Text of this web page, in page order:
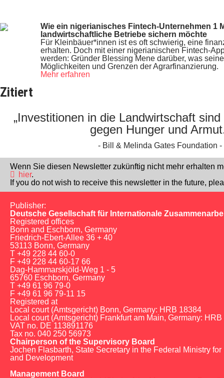
Wie ein nigerianisches Fintech-Unternehmen 1
landwirtschaftliche Betriebe sichern möchte
Für Kleinbäuer*innen ist es oft schwierig, eine
erhalten. Doch mit einer nigerianischen Fintech-
werden: Gründer Blessing Mene darüber, was
Möglichkeiten und Grenzen der Agrarfinanzierung.
Mehr erfahren
Zitiert
„Investitionen in die Landwirtschaft
gegen Hunger und
- Bill & Melinda Gates Foundation -
Wenn Sie diesen Newsletter zukünftig nicht mehr erhalten
hier.
If you do not wish to receive this newsletter in the future,
Publisher:
Deutsche Gesellschaft für Internationale
Registered offices
Bonn and Eschborn, Germany
Friedrich-Ebert-Allee 36 + 40
53113 Bonn, Germany
T +49 228 44 60-0
F +49 228 44 60-17 66
Dag-Hammarskjöld-Weg 1 - 5
65760 Eschborn, Germany
T +49 61 96 79-0
F +49 61 96 79-11 15
Registered at
Local court (Amtsgericht) Bonn, Germany: HRB 18384
Local court (Amtsgericht) Frankfurt am Main, Germany:
VAT no. DE 113891176
Tax no. 040 250 56973
Chairperson of the Supervisory Board
Jochen Flasbarth, State Secretary in the Federal Ministry
and Development
Management Board